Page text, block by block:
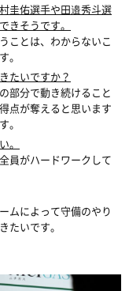
圭佑選手や田邉秀斗選
きそうです。
ことは、わからないこ
。
たいですか？
部分で動き続けること
点が奪えると思います
。
。
員がハードワークして
ムによって守備のやり
たいです。